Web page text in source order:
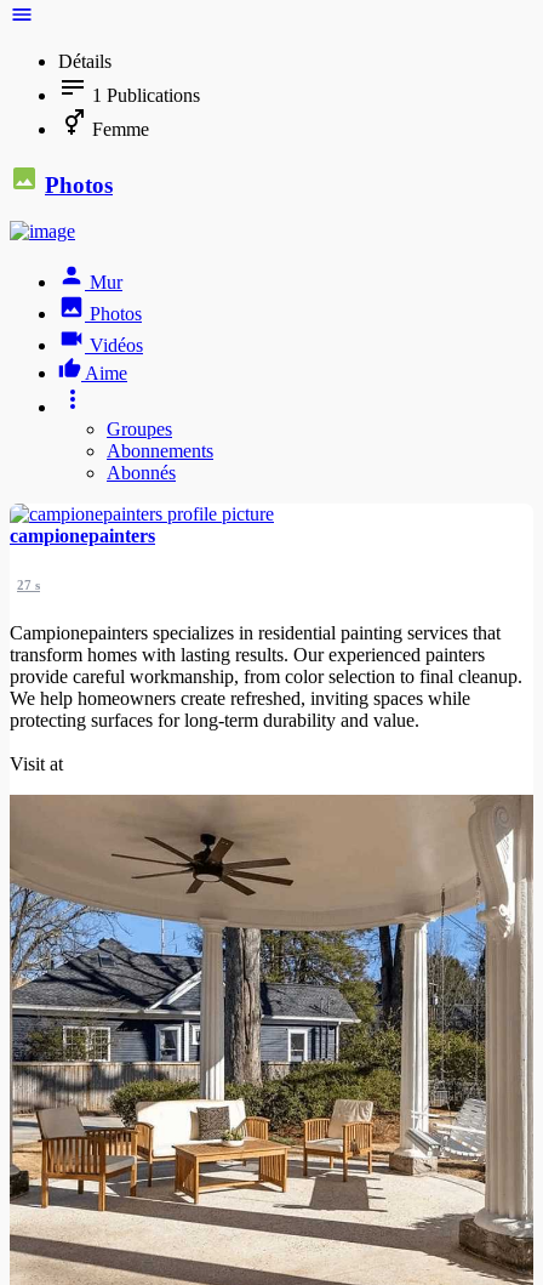
Détails
1 Publications
Femme
Photos
Mur
Photos
Vidéos
Aime
Groupes
Abonnements
Abonnés
campionepainters
27 s
Campionepainters specializes in residential painting services that
transform homes with lasting results. Our experienced painters
provide careful workmanship, from color selection to final cleanup.
We help homeowners create refreshed, inviting spaces while
protecting surfaces for long-term durability and value.
Visit at